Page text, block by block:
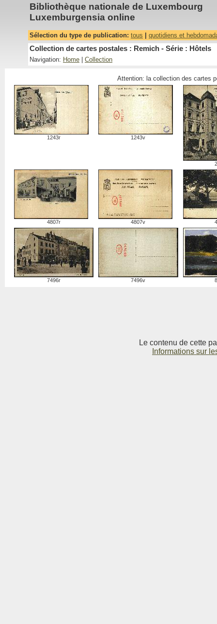
Bibliothèque nationale de Luxembourg
Luxemburgensia online
Sélection du type de publication: tous quotidiens et
Collection de cartes postales : Remich - Série : Hôtels
Navigation: Home Collection
Attention: la collection des cartes
1243r 1243v
4807r 4807v
7496r 7496v
Le contenu de cette
Informations sur